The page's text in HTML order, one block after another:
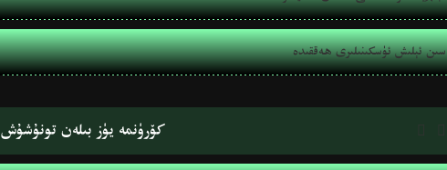
سىن ئېلىش ئۈسكىنىلىرى ھەققىدە
كۆرۈنمە يۈز بىلەن تونۇشۇش